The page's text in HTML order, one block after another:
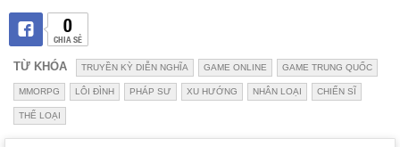
0
CHIA SẺ
TỪ KHÓA TRUYỀN KỲ DIỄN NGHĨA GAME ONLINE GAME TRUNG QUỐC
MMORPG LÔI ĐÌNH PHÁP SƯ XU HƯỚNG NHÂN LOẠI CHIẾN SĨ
THỂ LOẠI